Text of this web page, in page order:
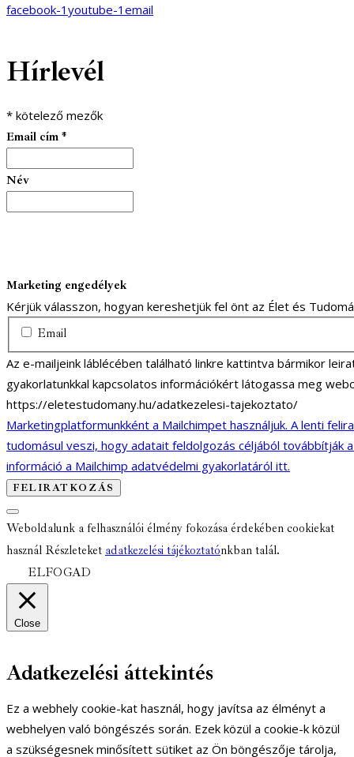
facebook-1 youtube-1 email
Hírlevél
* kötelező mezők
Email cím *
Név
Marketing engedélyek
Kérjük válasszon, hogyan kereshetjük fel önt az Élet és
Email
Az e-mailjeink láblécében található linkre kattintva bármikor
gyakorlatunkkal kapcsolatos információkért látogassa meg
https://eletestudomany.hu/adatkezelesi-tajekoztato/
Marketingplatformunkként a Mailchimpet használjuk. A lenti
tudomásul veszi, hogy adatait feldolgozás céljából továbbítják
információ a Mailchimp adatvédelmi gyakorlatáról itt.
Weboldalunk a felhasználói élmény fokozása érdekében cookiekat
használ Részleteket adatkezelési tájékoztatónkban talál.
ELFOGAD
Close
Adatkezelési áttekintés
Ez a webhely cookie-kat használ, hogy javítsa az élményt a
webhelyen való böngészés során. Ezek közül a cookie-k közül
a szükségesnek minősített sütiket az Ön böngészője tárolja,